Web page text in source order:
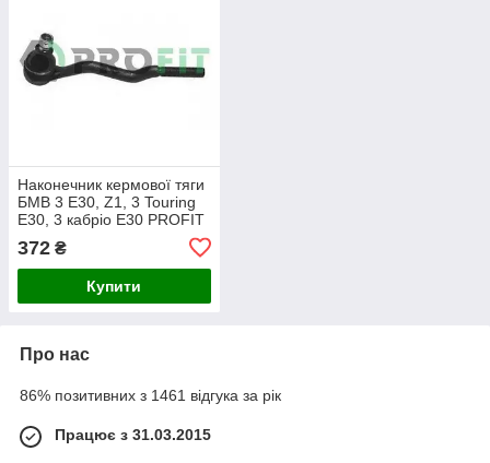
Наконечник кермової тяги
БМВ 3 E30, Z1, 3 Touring
E30, 3 кабріо E30 PROFIT
372 ₴
Купити
Про нас
86% позитивних з 1461 відгука за рік
Працює з 31.03.2015